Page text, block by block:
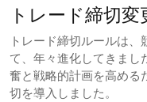
トレード締切
トレード締切ルールは
て、年々進化してきまし
奮と戦略的計画を高める
切を導入しました。